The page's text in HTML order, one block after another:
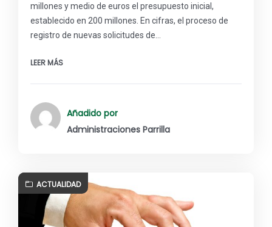
millones y medio de euros el presupuesto inicial,
establecido en 200 millones. En cifras, el proceso de
registro de nuevas solicitudes de…
LEER MÁS
Añadido por
Administraciones Parrilla
ACTUALIDAD